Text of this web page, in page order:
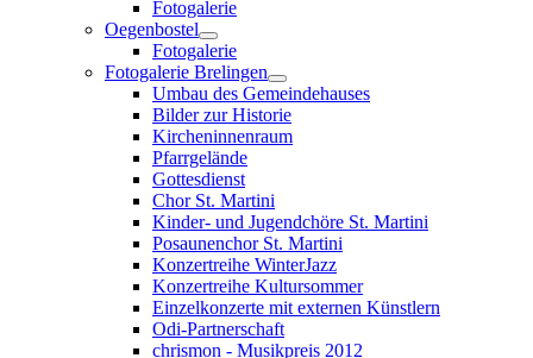
Fotogalerie
Oegenbostel
Fotogalerie
Fotogalerie Brelingen
Umbau des Gemeindehauses
Bilder zur Historie
Kircheninnenraum
Pfarrgelände
Gottesdienst
Chor St. Martini
Kinder- und Jugendchöre St. Martini
Posaunenchor St. Martini
Konzertreihe WinterJazz
Konzertreihe Kultursommer
Einzelkonzerte mit externen Künstlern
Odi-Partnerschaft
chrismon - Musikpreis 2012